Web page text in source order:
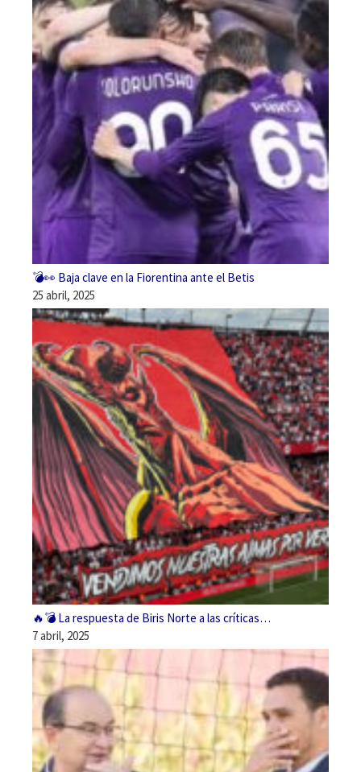
💣👀 Baja clave en la Fiorentina ante el Betis
25 abril, 2025
🔥💣 La respuesta de Biris Norte a las críticas…
7 abril, 2025